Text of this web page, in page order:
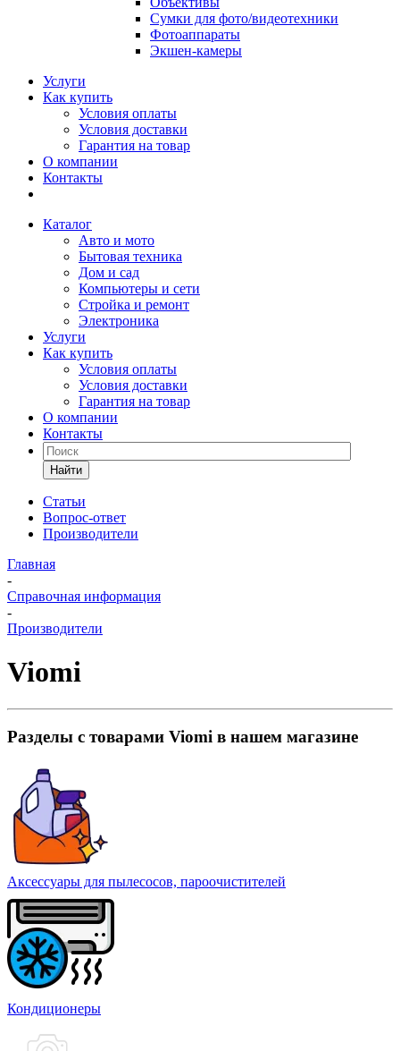
Сумки для фото/видеотехники
Фотоаппараты
Экшен-камеры
Услуги
Как купить
Условия оплаты
Условия доставки
Гарантия на товар
О компании
Контакты
Каталог
Авто и мото
Бытовая техника
Дом и сад
Компьютеры и сети
Стройка и ремонт
Электроника
Услуги
Как купить
Условия оплаты
Условия доставки
Гарантия на товар
О компании
Контакты
Найти
Статьи
Вопрос-ответ
Производители
Главная
-
Справочная информация
-
Производители
Viomi
Разделы с товарами Viomi в нашем магазине
Аксессуары для пылесосов, пароочистителей
Кондиционеры